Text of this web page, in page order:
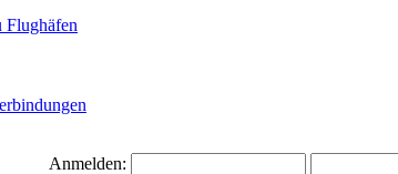
Flughäfen
Anmelden: